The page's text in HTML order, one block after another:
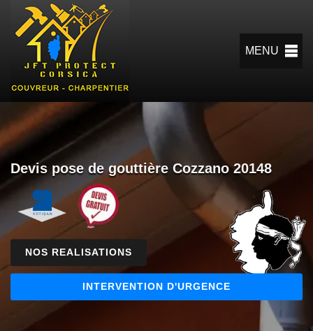
MENU
Devis pose de gouttière Cozzano 20148
NOS REALISATIONS
INTERVENTION D'URGENCE